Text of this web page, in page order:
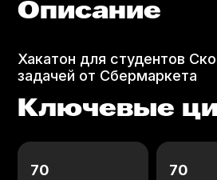
Описание
Хакатон для студентов
задачей от Сбермаркета
Ключевые
70 70